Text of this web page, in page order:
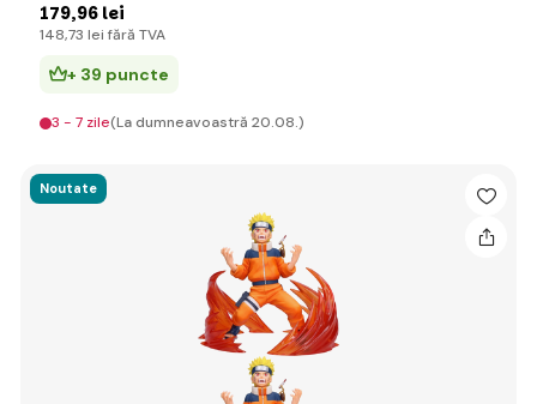
179,96 lei
148,73 lei fără TVA
+ 39 puncte
3 - 7 zile(La dumneavoastră 20.08.)
Noutate